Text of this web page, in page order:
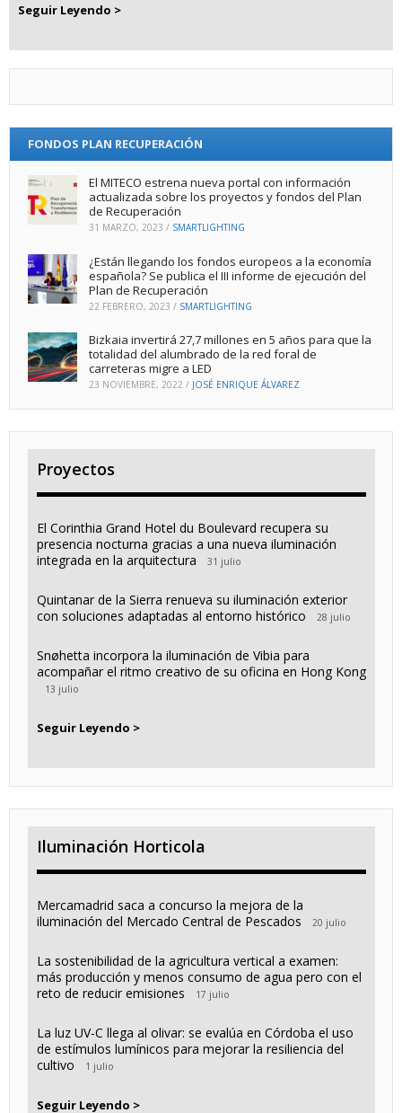
Seguir Leyendo >
FONDOS PLAN RECUPERACIÓN
El MITECO estrena nueva portal con información
actualizada sobre los proyectos y fondos del Plan
de Recuperación
31 MARZO, 2023 / SMARTLIGHTING
¿Están llegando los fondos europeos a la economía
española? Se publica el III informe de ejecución del
Plan de Recuperación
22 FEBRERO, 2023 / SMARTLIGHTING
Bizkaia invertirá 27,7 millones en 5 años para que la
totalidad del alumbrado de la red foral de
carreteras migre a LED
23 NOVIEMBRE, 2022 / JOSÉ ENRIQUE ÁLVAREZ
Proyectos
El Corinthia Grand Hotel du Boulevard recupera su
presencia nocturna gracias a una nueva iluminación
integrada en la arquitectura
31 julio
Quintanar de la Sierra renueva su iluminación exterior
con soluciones adaptadas al entorno histórico
28 julio
Snøhetta incorpora la iluminación de Vibia para
acompañar el ritmo creativo de su oficina en Hong Kong
13 julio
Seguir Leyendo >
Iluminación Horticola
Mercamadrid saca a concurso la mejora de la
iluminación del Mercado Central de Pescados
20 julio
La sostenibilidad de la agricultura vertical a examen:
más producción y menos consumo de agua pero con el
reto de reducir emisiones
17 julio
La luz UV-C llega al olivar: se evalúa en Córdoba el uso
de estímulos lumínicos para mejorar la resiliencia del
cultivo
1 julio
Seguir Leyendo >